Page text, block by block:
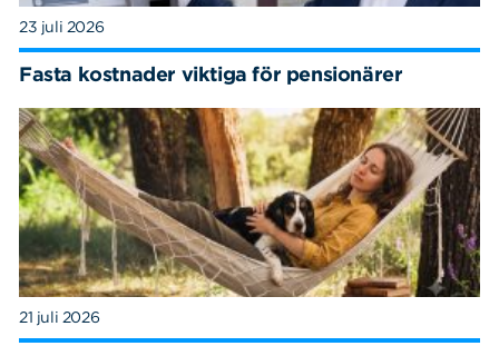
23 juli 2026
Fasta kostnader viktiga för pensionärer
21 juli 2026